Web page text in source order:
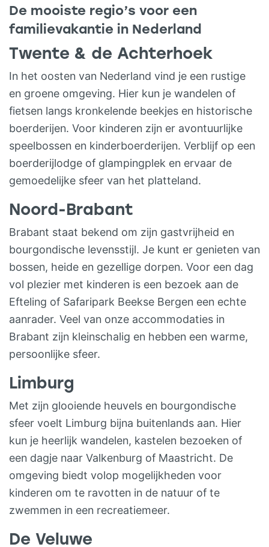
landhek zodat iedereen zeker weet dat de
kleintjes veilig op het terrein blijven.
ECOLODGE, VAKANTIEHUIS of
FAMILIEHUIS Lijkt het je wel heerlijk om
met de kinderen vakantie te vieren op een
kleine camping maar wil je liever wat
comfortabeler overnachten? Je kunt hier
ook een knusse ecolodge, vakantiehuis of
familiehuis huren. De ecolodges en het
vakantiehuis zijn geschikt voor 4
authentieke boerderij heeft plaats voor
maximaal 10 personen.
VAKANTIEWONINGEN of
GROEPSACCOMMODATIE De
vakantiewoningen zijn los te huur voor 4-
6 personen, maar ook voor groepen tot
20 personen. Voor groepen die het geheel
afhuren is er een hele mooie
gemeenschappelijke ruimte waar met 20
worden. Alle vakantiewoningen hebben
ook een eigen keuken, badkamer en
slaapkamers en zijn dus volwaardige
vakantiehuizen.
De mooiste regio’s voor een
familievakantie in Nederland
Twente & de Achterhoek
In het oosten van Nederland vind je een rustige
en groene omgeving. Hier kun je wandelen of
fietsen langs kronkelende beekjes en historische
boerderijen. Voor kinderen zijn er avontuurlijke
speelbossen en kinderboerderijen. Verblijf op een
boerderijlodge of glampingplek en ervaar de
gemoedelijke sfeer van het platteland.
Noord-Brabant
Brabant staat bekend om zijn gastvrijheid en
bourgondische levensstijl. Je kunt er genieten van
bossen, heide en gezellige dorpen. Voor een dag
vol plezier met kinderen is een bezoek aan de
Efteling of Safaripark Beekse Bergen een echte
aanrader. Veel van onze accommodaties in
Brabant zijn kleinschalig en hebben een warme,
persoonlijke sfeer.
Limburg
Met zijn glooiende heuvels en bourgondische
sfeer voelt Limburg bijna buitenlands aan. Hier
kun je heerlijk wandelen, kastelen bezoeken of
een dagje naar Valkenburg of Maastricht. De
omgeving biedt volop mogelijkheden voor
kinderen om te ravotten in de natuur of te
zwemmen in een recreatiemeer.
De Veluwe